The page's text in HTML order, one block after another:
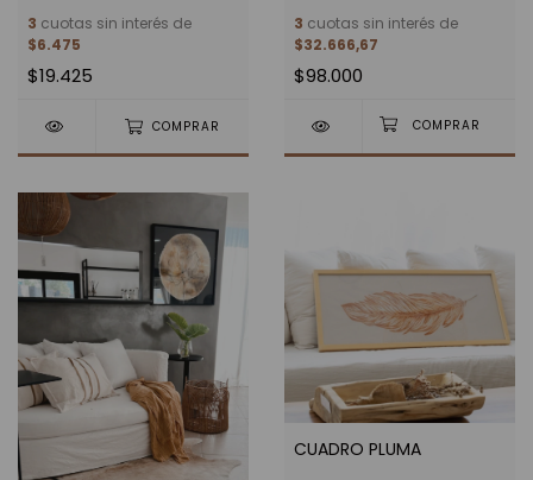
3 cuotas sin interés de
$6.475
$19.425
COMPRAR
3 cuotas sin interés de
$32.666,67
$98.000
CUADRO PLUMA